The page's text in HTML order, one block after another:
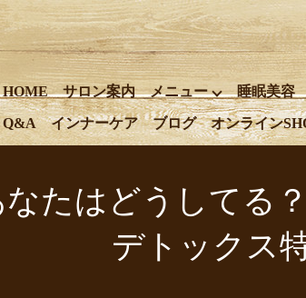
HOME サロン案内 メニュー 睡眠美容
Q&A インナーケア ブログ オンライン
たはどうしてる？
デトックス